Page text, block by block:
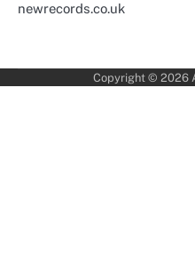
newrecords.co.uk
Copyright © 2026